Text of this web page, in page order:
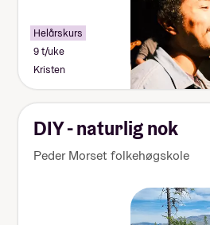
Helårskurs
9 t/uke
Kristen
DIY - naturlig nok
Peder Morset folkehøgskole